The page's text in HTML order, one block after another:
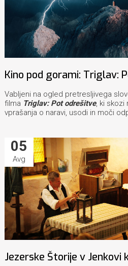
Kino pod gorami: Triglav:
Vabljeni na ogled pretresljivega
filma Triglav: Pot odrešitve, ki skozi
vprašanja o naravi, usodi in moči
05
Avg
Jezerske Štorije v Jenkovi